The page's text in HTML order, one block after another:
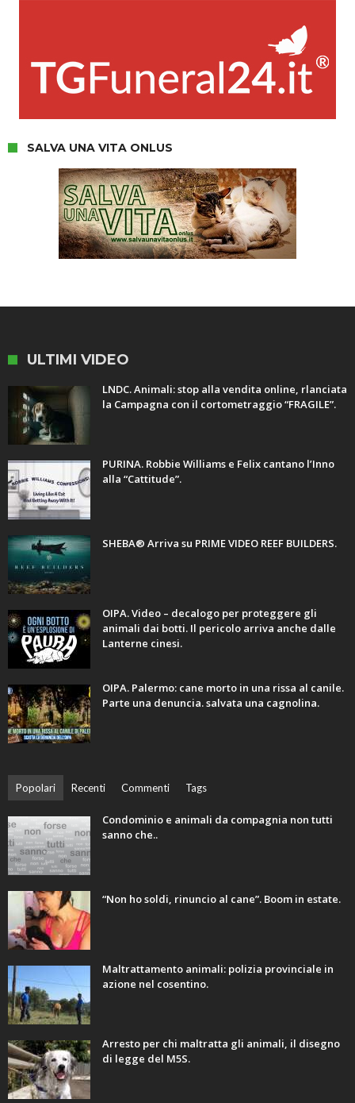
SALVA UNA VITA ONLUS
ULTIMI VIDEO
LNDC. Animali: stop alla vendita online, rlanciata
la Campagna con il cortometraggio “FRAGILE”.
PURINA. Robbie Williams e Felix cantano l’Inno
alla “Cattitude”.
SHEBA® Arriva su PRIME VIDEO REEF BUILDERS.
OIPA. Video – decalogo per proteggere gli
animali dai botti. Il pericolo arriva anche dalle
Lanterne cinesi.
OIPA. Palermo: cane morto in una rissa al canile.
Parte una denuncia. salvata una cagnolina.
Popolari Recenti Commenti Tags
Condominio e animali da compagnia non tutti
sanno che..
“Non ho soldi, rinuncio al cane”. Boom in estate.
Maltrattamento animali: polizia provinciale in
azione nel cosentino.
Arresto per chi maltratta gli animali, il disegno
di legge del M5S.